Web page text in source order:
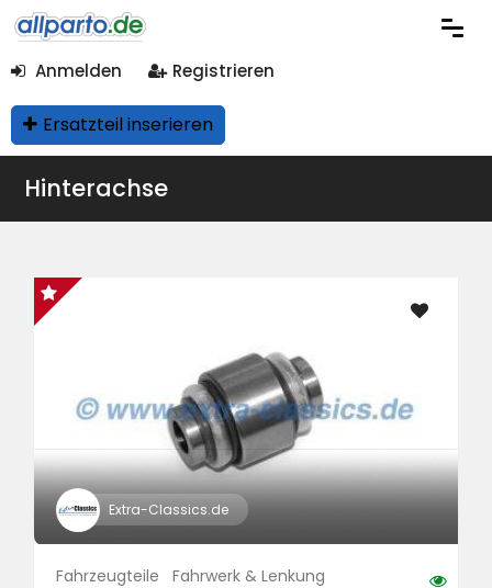
Anmelden Registrieren
Ersatzteil inserieren
Hinterachse
Extra-Classics.de
Fahrzeugteile Fahrwerk & Lenkung